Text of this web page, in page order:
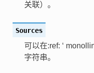
关联）。
Sources
可以在:ref: ‘
字符串。